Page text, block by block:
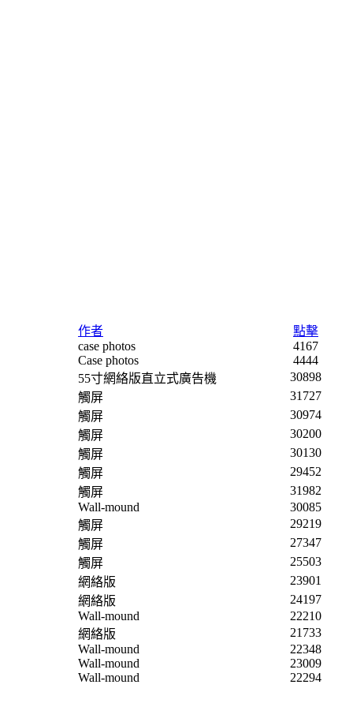
作者
點擊
case photos
4167
Case photos
4444
55寸網絡版直立式廣告機
30898
觸屏
31727
觸屏
30974
觸屏
30200
觸屏
30130
觸屏
29452
觸屏
31982
Wall-mound
30085
觸屏
29219
觸屏
27347
觸屏
25503
網絡版
23901
網絡版
24197
Wall-mound
22210
網絡版
21733
Wall-mound
22348
Wall-mound
23009
Wall-mound 22294